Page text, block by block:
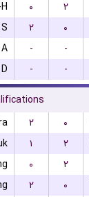
۰ ۲
۲ ۰
- -
- -
۲ ۰
۱ ۲
۰ ۲
۲ ۰